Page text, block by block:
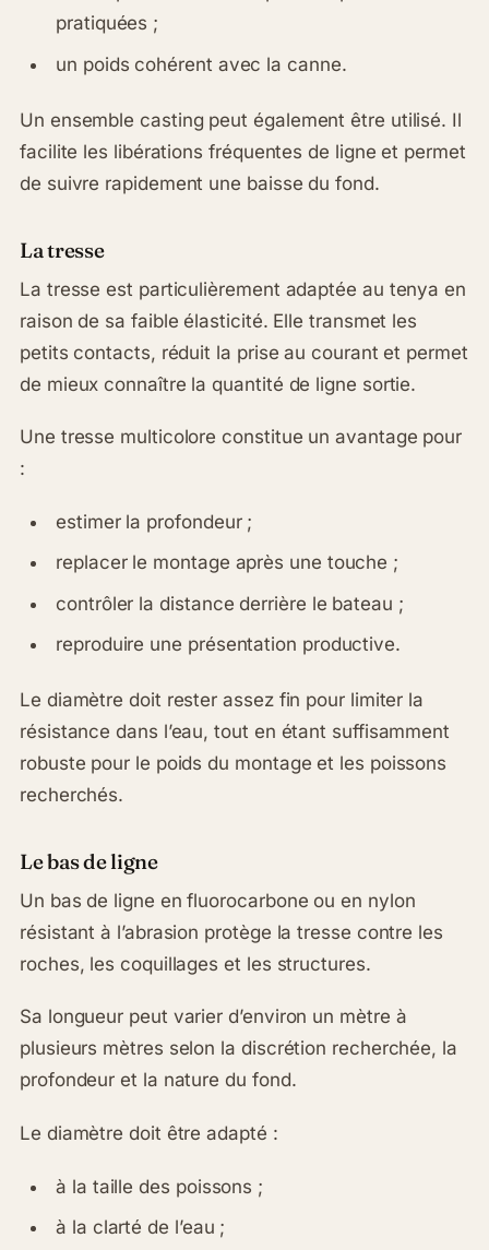
pratiquées ;
un poids cohérent avec la canne.
Un ensemble casting peut également être utilisé. Il
facilite les libérations fréquentes de ligne et permet
de suivre rapidement une baisse du fond.
La tresse
La tresse est particulièrement adaptée au tenya en
raison de sa faible élasticité. Elle transmet les
petits contacts, réduit la prise au courant et permet
de mieux connaître la quantité de ligne sortie.
Une tresse multicolore constitue un avantage pour
:
estimer la profondeur ;
replacer le montage après une touche ;
contrôler la distance derrière le bateau ;
reproduire une présentation productive.
Le diamètre doit rester assez fin pour limiter la
résistance dans l’eau, tout en étant suffisamment
robuste pour le poids du montage et les poissons
recherchés.
Le bas de ligne
Un bas de ligne en fluorocarbone ou en nylon
résistant à l’abrasion protège la tresse contre les
roches, les coquillages et les structures.
Sa longueur peut varier d’environ un mètre à
plusieurs mètres selon la discrétion recherchée, la
profondeur et la nature du fond.
Le diamètre doit être adapté :
à la taille des poissons ;
à la clarté de l’eau ;